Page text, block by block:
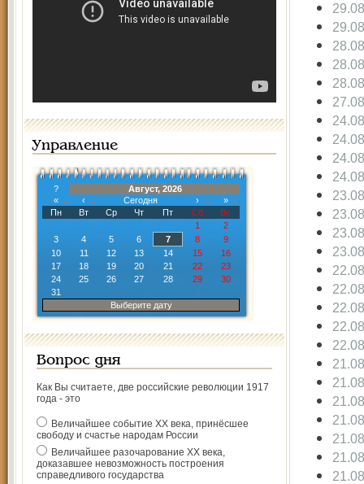
Управление
?
Август, 2026
«
‹ Сегодня ›
»
Пн
Вт Ср Чт Пт Сб
Вс
1
2
3
4 5 6 7 8
9
10
11 12 13 14 15
16
17
18 19 20 21 22
23
24
25 26 27 28 29
30
31
Выберите дату
Вопрос дня
Как Вы считаете, две российские революции 1917
года - это
Величайшее событие ХХ века, принёсшее
свободу и счастье народам России
Величайшее разочарование ХХ века,
доказавшее невозможность построения
справедливого государства